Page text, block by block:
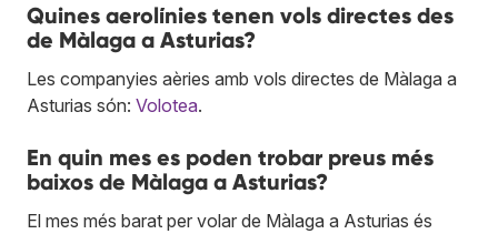
Quines aerolínies tenen vols directes des
de Màlaga a Asturias?
Les companyies aèries amb vols directes de Màlaga a
Asturias són: Volotea.
En quin mes es poden trobar preus més
baixos de Màlaga a Asturias?
El mes més barat per volar de Màlaga a Asturias és